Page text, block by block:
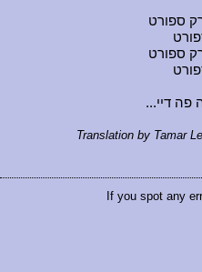
ספורט
ספורט
פה דיי
Translation by Tamar
If you spot any